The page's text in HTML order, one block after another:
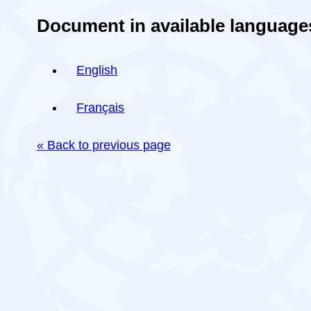
Document in available
English
Français
« Back to previous page